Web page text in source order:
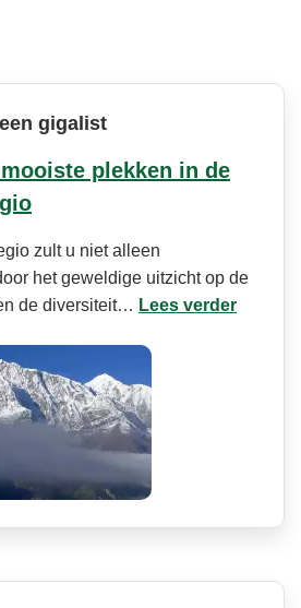
gigalist
mooiste plekken in de
zult u niet alleen
het geweldige uitzicht op de
de diversiteit… Lees verder